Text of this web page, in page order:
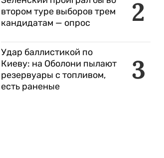
2
втором туре выборов трем
кандидатам — опрос
3
Удар баллистикой по
Киеву: на Оболони пылают
резервуары с топливом,
есть раненые